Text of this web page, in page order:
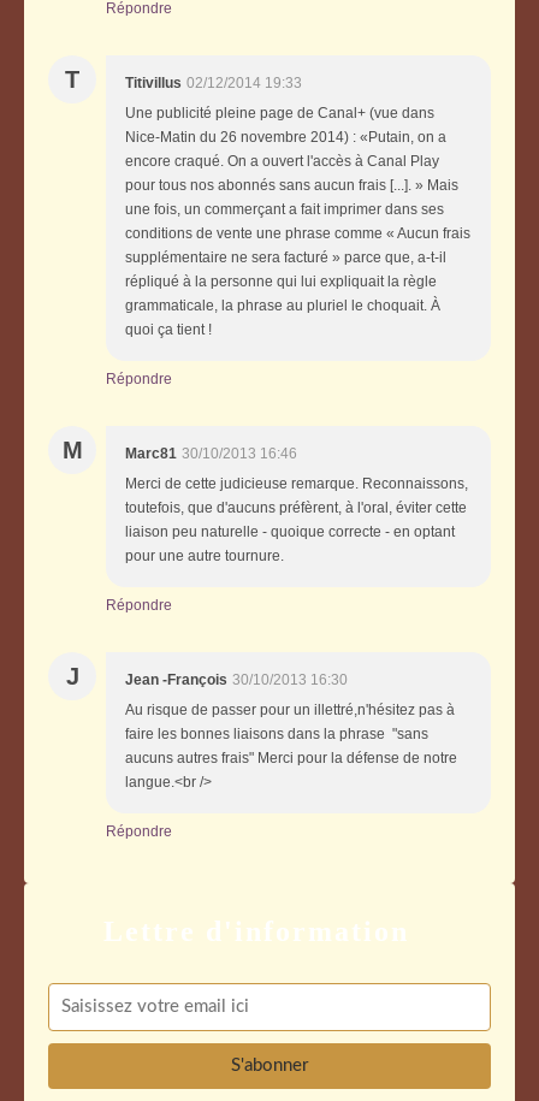
Répondre
T Titivillus 02/12/2014 19:33
Une publicité pleine page de Canal+ (vue dans
Nice-Matin du 26 novembre 2014) : «Putain, on a
encore craqué. On a ouvert l'accès à Canal Play
pour tous nos abonnés sans aucun frais [...]. » Mais
une fois, un commerçant a fait imprimer dans ses
conditions de vente une phrase comme « Aucun frais
supplémentaire ne sera facturé » parce que, a-t-il
répliqué à la personne qui lui expliquait la règle
grammaticale, la phrase au pluriel le choquait. À
quoi ça tient !
Répondre
M Marc81 30/10/2013 16:46
Merci de cette judicieuse remarque. Reconnaissons,
toutefois, que d'aucuns préfèrent, à l'oral, éviter cette
liaison peu naturelle - quoique correcte - en optant
pour une autre tournure.
Répondre
J Jean -François 30/10/2013 16:30
Au risque de passer pour un illettré,n'hésitez pas à
faire les bonnes liaisons dans la phrase "sans
aucuns autres frais" Merci pour la défense de notre
langue.<br />
Répondre